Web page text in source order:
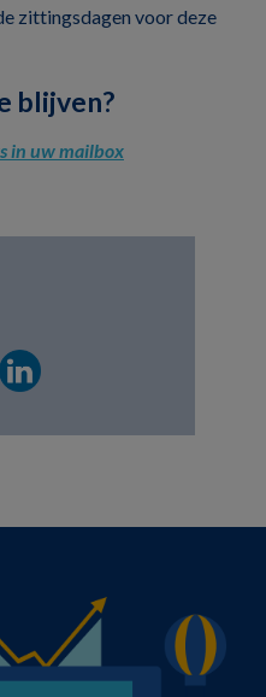
zittingsdagen voor deze
blijven?
in uw mailbox